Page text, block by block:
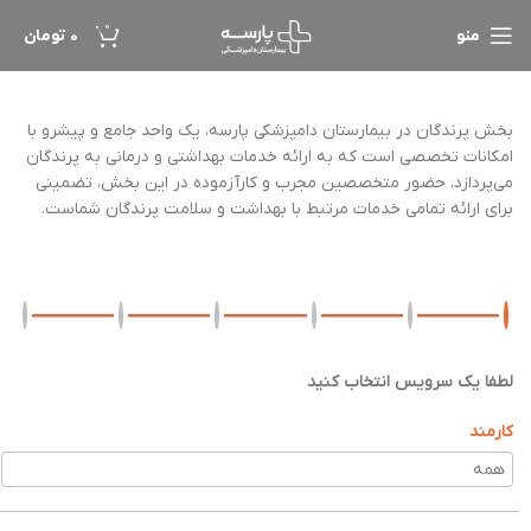
منو 0
0 تومان
بخش پرندگان در بیمارستان دامپزشکی پارسه، یک واحد جامع و پیشرو با
امکانات تخصصی است که به ارائه خدمات بهداشتی و درمانی به پرندگان
می‌پردازد. حضور متخصصین مجرب و کارآزموده در این بخش، تضمینی
برای ارائه تمامی خدمات مرتبط با بهداشت و سلامت پرندگان شماست.
لطفا یک سرویس انتخاب کنید
کارمند